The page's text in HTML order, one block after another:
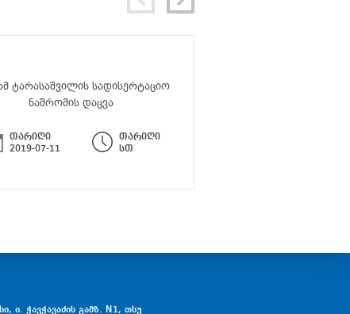
ტარასაშვილის სადისერტაციო
ნაშრომის დაცვა
თარიღი
2019-07-11
თარიღი
სთ
ი. ჭავჭავაძის გამზ. N1, თსუ